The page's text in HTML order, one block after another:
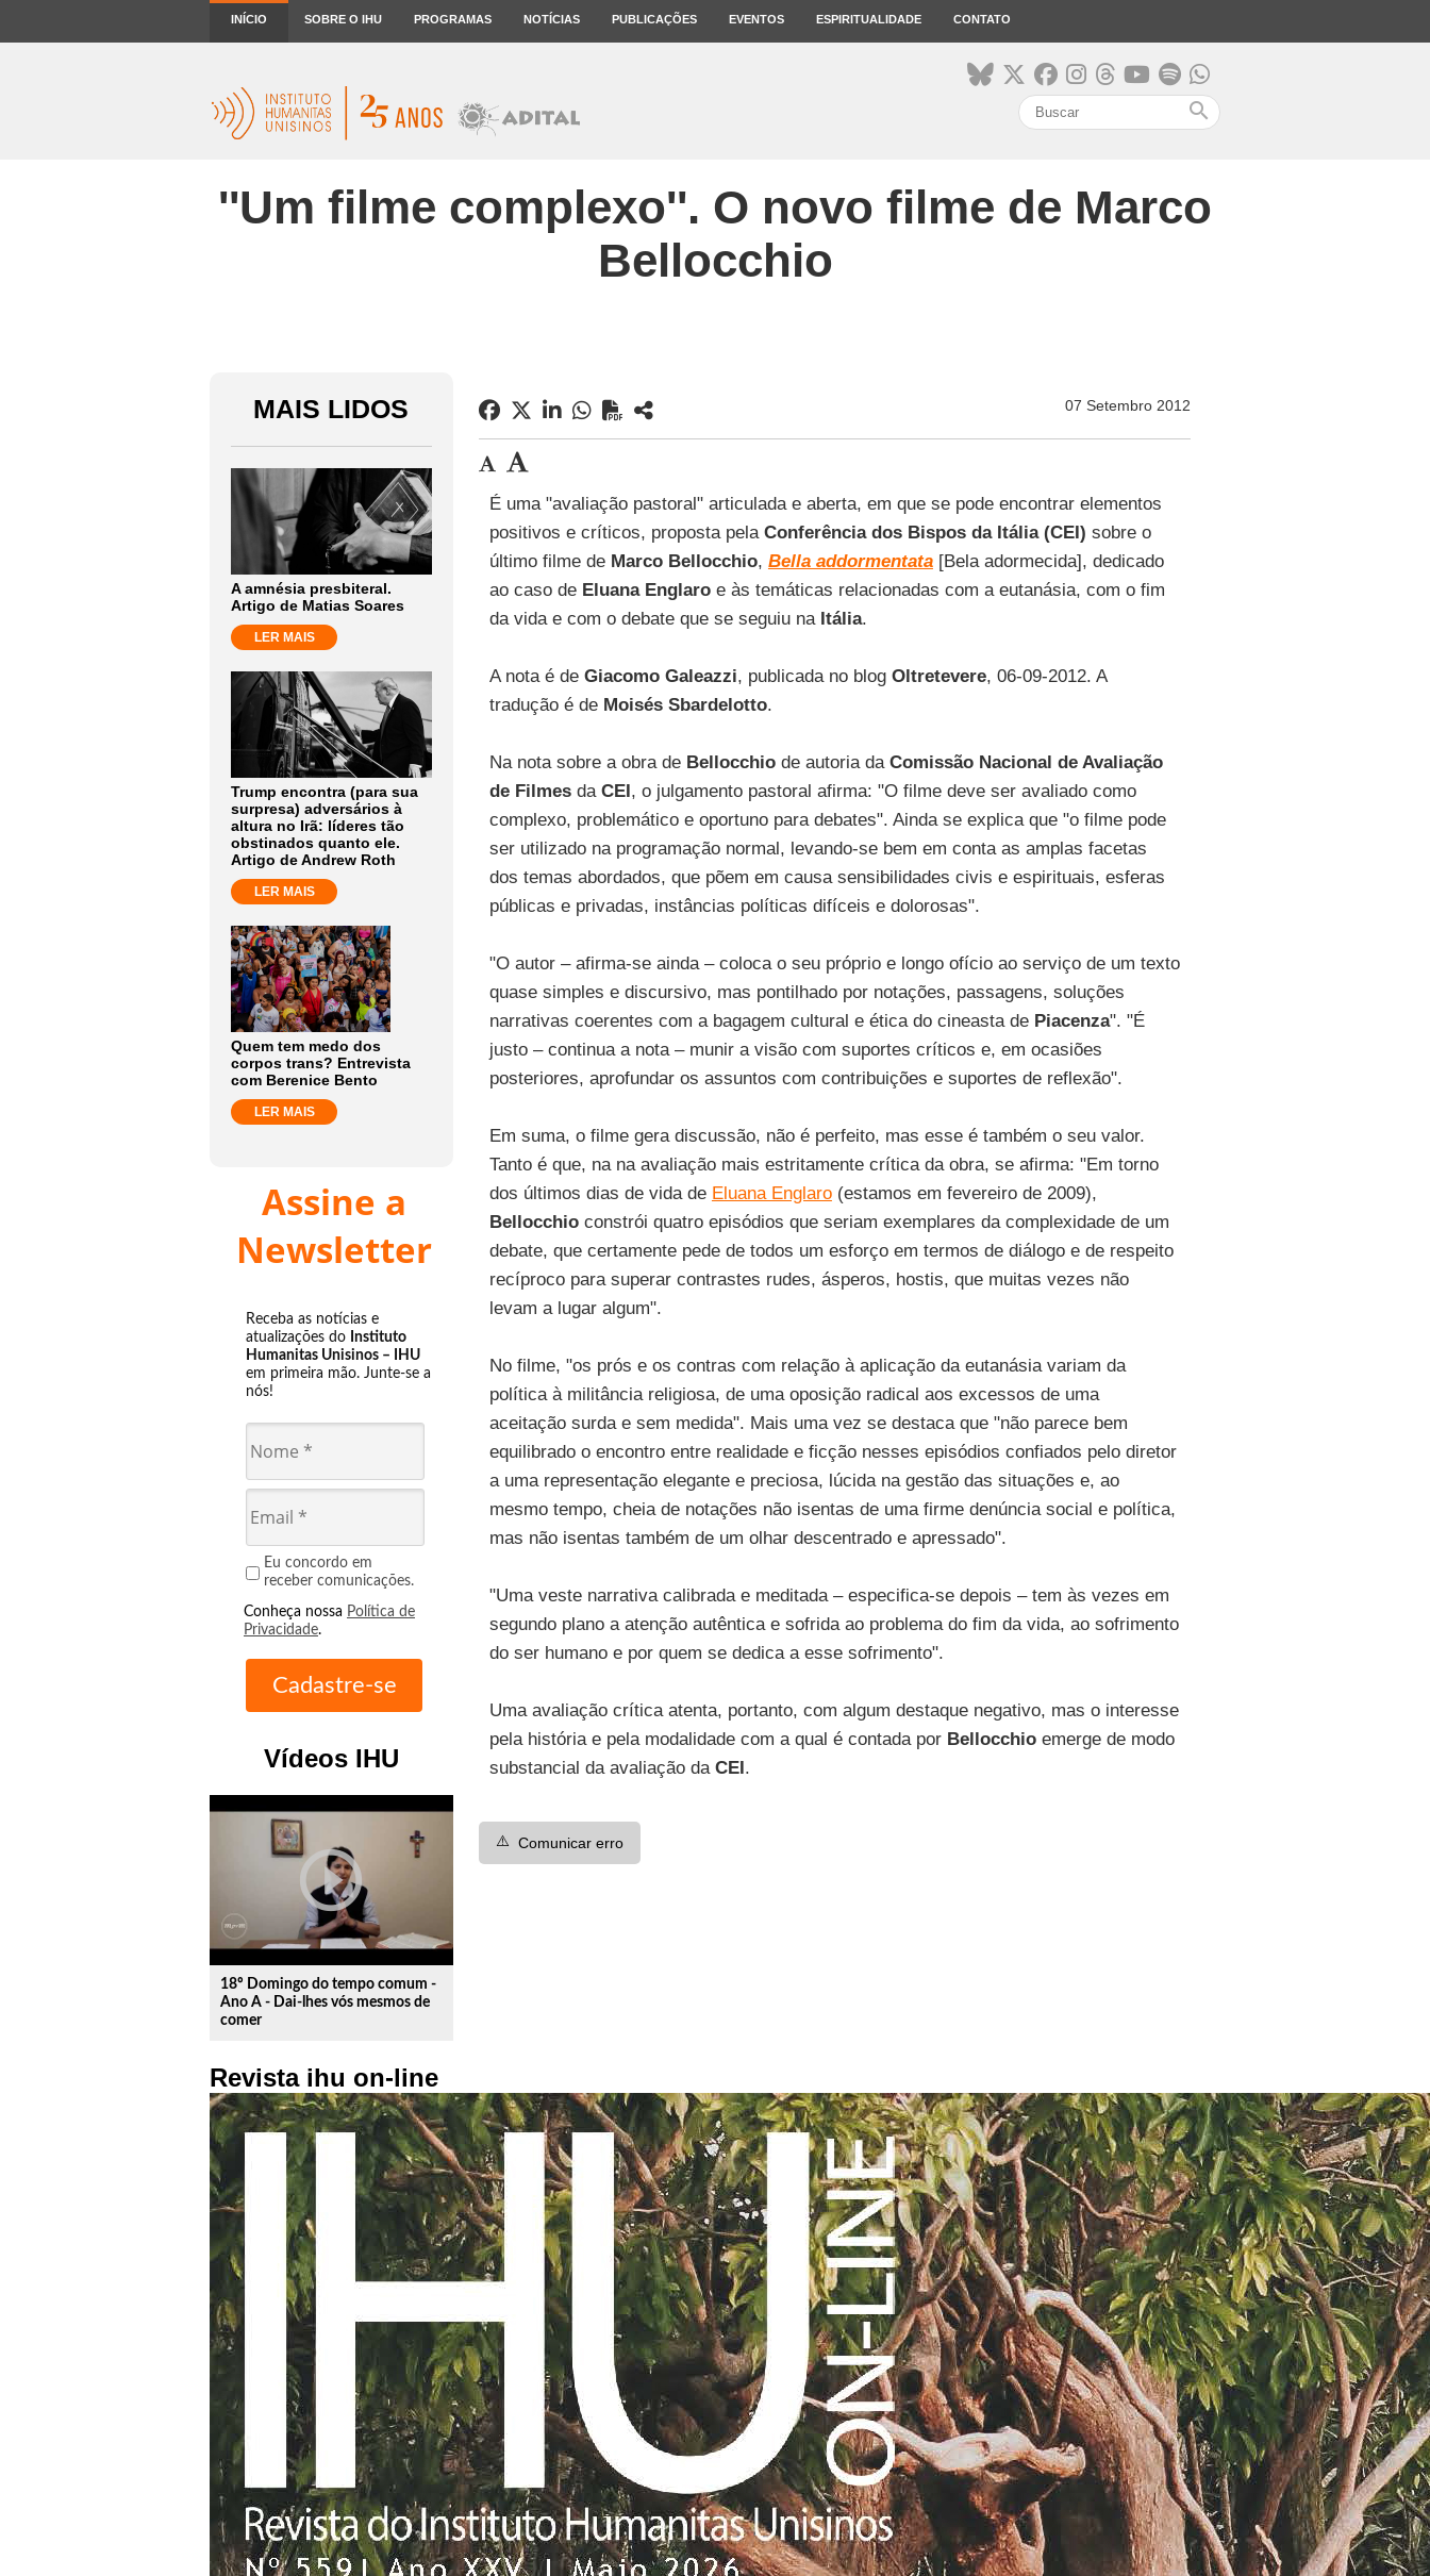
INÍCIO SOBRE O IHU PROGRAMAS NOTÍCIAS PUBLICAÇÕES EVENTOS ESPIRITUALIDADE CONTATO
search
''Um filme complexo''. O novo filme de Marco
Bellocchio
MAIS LIDOS
A amnésia presbiteral.
Artigo de Matias Soares
LER MAIS
Trump encontra (para sua
surpresa) adversários à
altura no Irã: líderes tão
obstinados quanto ele.
Artigo de Andrew Roth
LER MAIS
Quem tem medo dos
corpos trans? Entrevista
com Berenice Bento
LER MAIS
Assine a
Newsletter
Receba as notícias e
atualizações do Instituto
Humanitas Unisinos – IHU
em primeira mão. Junte-se a
nós!
Eu concordo em
receber comunicações.
Conheça nossa Política de
Privacidade.
Vídeos IHU
play_circle_outline
18º Domingo do tempo comum -
Ano A - Dai-lhes vós mesmos de
comer
Revista ihu on-line
07 Setembro 2012
É uma "avaliação pastoral" articulada e aberta, em que se pode encontrar elementos
positivos e críticos, proposta pela Conferência dos Bispos da Itália (CEI) sobre o
último filme de Marco Bellocchio, Bella addormentata[Bela adormecida], dedicado
ao caso de Eluana Englaro e às temáticas relacionadas com a eutanásia, com o fim
da vida e com o debate que se seguiu na Itália.
A nota é de Giacomo Galeazzi, publicada no blog Oltretevere, 06-09-2012. A
tradução é de Moisés Sbardelotto.
Na nota sobre a obra de Bellocchio de autoria da Comissão Nacional de Avaliação
de Filmes da CEI, o julgamento pastoral afirma: "O filme deve ser avaliado como
complexo, problemático e oportuno para debates". Ainda se explica que "o filme pode
ser utilizado na programação normal, levando-se bem em conta as amplas facetas
dos temas abordados, que põem em causa sensibilidades civis e espirituais, esferas
públicas e privadas, instâncias políticas difíceis e dolorosas".
"O autor – afirma-se ainda – coloca o seu próprio e longo ofício ao serviço de um texto
quase simples e discursivo, mas pontilhado por notações, passagens, soluções
narrativas coerentes com a bagagem cultural e ética do cineasta de Piacenza". "É
justo – continua a nota – munir a visão com suportes críticos e, em ocasiões
posteriores, aprofundar os assuntos com contribuições e suportes de reflexão".
Em suma, o filme gera discussão, não é perfeito, mas esse é também o seu valor.
Tanto é que, na na avaliação mais estritamente crítica da obra, se afirma: "Em torno
dos últimos dias de vida de Eluana Englaro (estamos em fevereiro de 2009),
Bellocchio constrói quatro episódios que seriam exemplares da complexidade de um
debate, que certamente pede de todos um esforço em termos de diálogo e de respeito
recíproco para superar contrastes rudes, ásperos, hostis, que muitas vezes não
levam a lugar algum".
No filme, "os prós e os contras com relação à aplicação da eutanásia variam da
política à militância religiosa, de uma oposição radical aos excessos de uma
aceitação surda e sem medida". Mais uma vez se destaca que "não parece bem
equilibrado o encontro entre realidade e ficção nesses episódios confiados pelo diretor
a uma representação elegante e preciosa, lúcida na gestão das situações e, ao
mesmo tempo, cheia de notações não isentas de uma firme denúncia social e política,
mas não isentas também de um olhar descentrado e apressado".
"Uma veste narrativa calibrada e meditada – especifica-se depois – tem às vezes em
segundo plano a atenção autêntica e sofrida ao problema do fim da vida, ao sofrimento
do ser humano e por quem se dedica a esse sofrimento".
Uma avaliação crítica atenta, portanto, com algum destaque negativo, mas o interesse
pela história e pela modalidade com a qual é contada por Bellocchio emerge de modo
substancial da avaliação da CEI.
⚠️ Comunicar erro